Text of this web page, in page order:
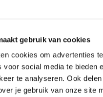
gebruik van cookies
cookies om advertenties
voor social media te bieden
te analyseren. Ook
je gebruik van onze site
overslaan
onze
up potloden
als eerste over nieuwe
aanbiedingen,
wedstrijden en meer.